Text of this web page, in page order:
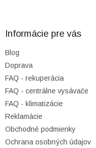
Informácie pre vás
Blog
Doprava
FAQ - rekuperácia
FAQ - centrálne vysávače
FAQ - klimatizácie
Reklamácie
Obchodné podmienky
Ochrana osobných údajov